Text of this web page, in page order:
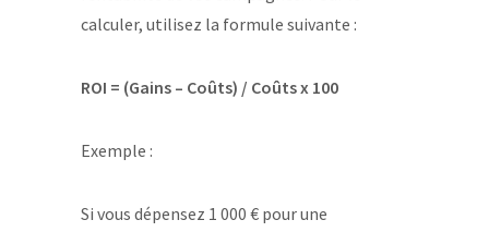
calculer, utilisez la formule suivante :
ROI = (Gains – Coûts) / Coûts x 100
Exemple :
Si vous dépensez 1 000 € pour une